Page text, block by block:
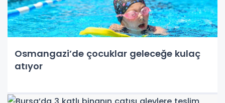
Osmangazi’de çocuklar geleceğe kulaç
atıyor